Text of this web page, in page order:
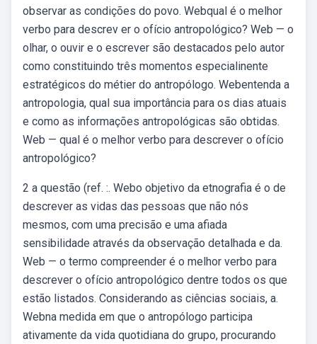
observar as condições do povo. Webqual é o melhor
verbo para descrev er o ofício antropológico? Web — o
olhar, o ouvir e o escrever são destacados pelo autor
como constituindo três momentos especialinente
estratégicos do métier do antropólogo. Webentenda a
antropologia, qual sua importância para os dias atuais
e como as informações antropológicas são obtidas.
Web — qual é o melhor verbo para descrever o ofício
antropológico?
2 a questão (ref. :. Webo objetivo da etnografia é o de
descrever as vidas das pessoas que não nós
mesmos, com uma precisão e uma afiada
sensibilidade através da observação detalhada e da.
Web — o termo compreender é o melhor verbo para
descrever o ofício antropológico dentre todos os que
estão listados. Considerando as ciências sociais, a.
Webna medida em que o antropólogo participa
ativamente da vida quotidiana do grupo, procurando